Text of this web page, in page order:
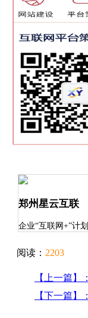
郑州星云互联
企业“互联网+”计
阅读： 2203
【上一篇
【下一篇